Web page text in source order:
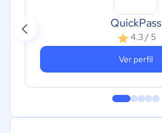
QuickPass
4.3 / 5
Ver perfil